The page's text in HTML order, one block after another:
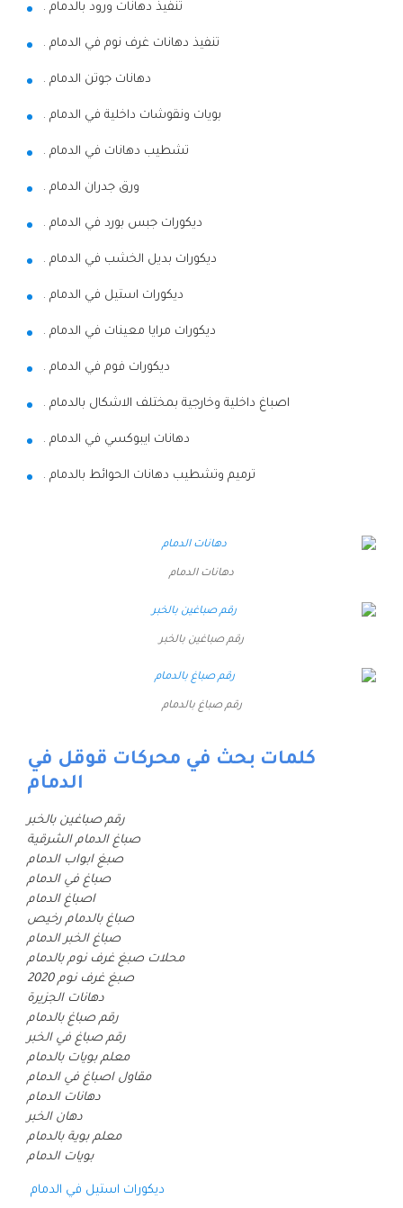
تنفيذ دهانات ورود بالدمام .
تنفيذ دهانات غرف نوم في الدمام .
دهانات جوتن الدمام .
بويات ونقوشات داخلية في الدمام .
تشطيب دهانات في الدمام .
ورق جدران الدمام .
ديكورات جبس بورد في الدمام .
ديكورات بديل الخشب في الدمام .
ديكورات استيل في الدمام .
ديكورات مرايا معينات في الدمام .
ديكورات فوم في الدمام .
اصباغ داخلية وخارجية بمختلف الاشكال بالدمام .
دهانات ايبوكسي في الدمام .
ترميم وتشطيب دهانات الحوائط بالدمام .
دهانات الدمام
رقم صباغين بالخبر
رقم صباغ بالدمام
كلمات بحث في محركات قوقل في
الدمام
رقم صباغين بالخبر
صباغ الدمام الشرقية
صبغ ابواب الدمام
صباغ في الدمام
اصباغ الدمام
صباغ بالدمام رخيص
صباغ الخبر الدمام
محلات صبغ غرف نوم بالدمام
صبغ غرف نوم 2020
دهانات الجزيرة
رقم صباغ بالدمام
رقم صباغ في الخبر
معلم بويات بالدمام
مقاول اصباغ في الدمام
دهانات الدمام
دهان الخبر
معلم بوية بالدمام
بويات الدمام
ديكورات استيل في الدمام